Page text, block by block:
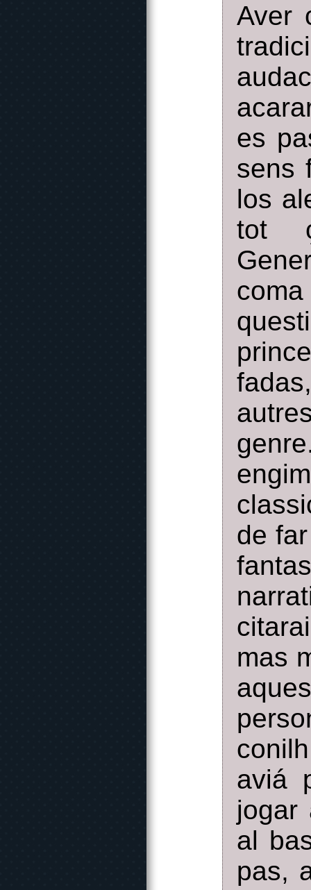
Aver
es
sens
los
tot
de
mas
aviá
jogar
al
pas,